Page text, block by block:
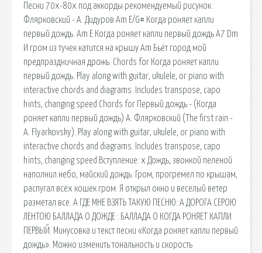
Песни 70х-80х под аккорды рекомендуемый рисунок :
Флярковский - А. Дидуров Am E/G# Когда роняет капли
первый дождь. Am E Когда роняет капли первый дождь A7 Dm
И гром из тучек катится на крышу Am Бьёт город мой
предпраздничная дрожь. Chords for Когда роняет капли
первый дождь. Play along with guitar, ukulele, or piano with
interactive chords and diagrams. Includes transpose, capo
hints, changing speed Chords for Первый дождь - (Когда
роняет капли первый дождь) А. Флярковский (The first rain -
A. Flyarkovsky). Play along with guitar, ukulele, or piano with
interactive chords and diagrams. Includes transpose, capo
hints, changing speed Вступление: x Дождь, звонкой пеленой
наполнил небо, майский дождь. Гром, прогремел по крышам,
распугал всех кошек гром. Я открыл окно и веселый ветер
разметал все. А ГДЕ МНЕ ВЗЯТЬ ТАКУЮ ПЕСНЮ: А ДОРОГА СЕРОЮ
ЛЕНТОЮ БАЛЛАДА О ДОЖДЕ : БАЛЛАДА О КОГДА РОНЯЕТ КАПЛИ
ПЕРВЫЙ. Минусовка и текст песни «Когда роняет капли первый
дождь». Можно изменить тональность и скорость